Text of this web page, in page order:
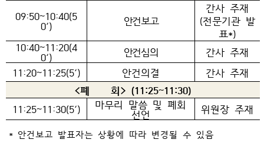
09:50~10:40(5
0‘) 안건보고
간사 주재
(전문기관 발
표*)
10:40~11:20(4
0‘) 안건심의
간사 주재
11:20~11:25(5‘)
안건의결
간사 주재
<폐 회> (11:25~11:30)
11:25~11:30(5‘)
마무리 말씀 및 폐회
선언 위원장 주재
* 안건보고 발표자는 상황에 따라 변경될 수 있음